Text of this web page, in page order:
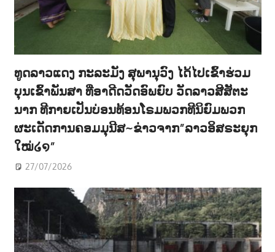
ທູດລາວແດງ ກະລະມັງ ສຸພານຸວົງ ໄດ້ໄປເຂົ້າຮ່ວມ
ບຸນເຂົ້າພັນສາ ທີ່ອາດີດວັດອົພຍົບ ວັດລາວສີສັຕະ
ນາກ ທີກາຍເປັນບ່ອນທ້ອນໂຣມພວກທີນິຍົມພວກ
ຜະເດັດການຄອມມຸນີສ~ຂ່າວຈາກ”ລາວອິສຣະຍຸກ
ໃໝ່໒໑”
27/07/2026